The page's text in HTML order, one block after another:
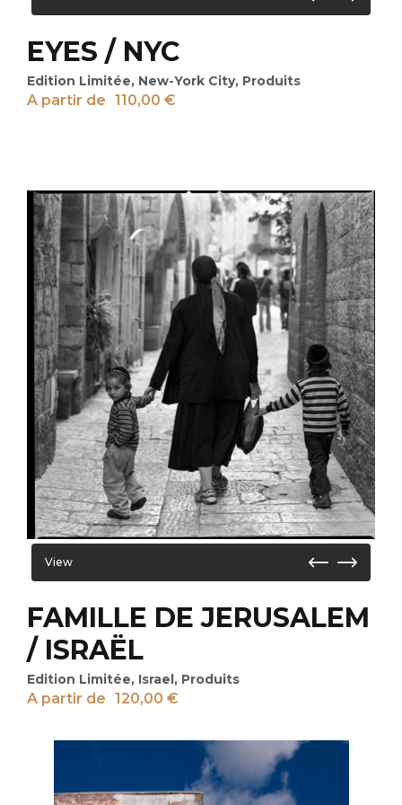
EYES / NYC
Edition Limitée, New-York City, Produits
A partir de 110,00 €
View
FAMILLE DE JERUSALEM
/ ISRAËL
Edition Limitée, Israel, Produits
A partir de 120,00 €